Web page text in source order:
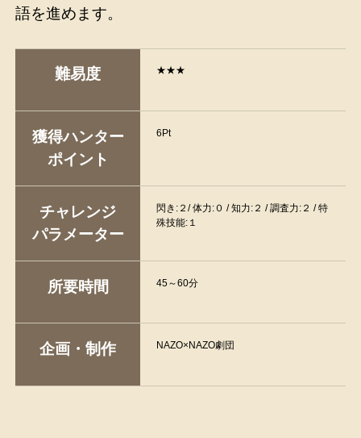
語を進めます。
難易度 ★★★
獲得ハンター
ポイント
6Pt
チャレンジ
パラメーター
閃き:２/ 体力:０ / 知力:２ / 調査力:２ / 特
殊技能:１
所要時間 45～60分
企画・制作 NAZO×NAZO劇団